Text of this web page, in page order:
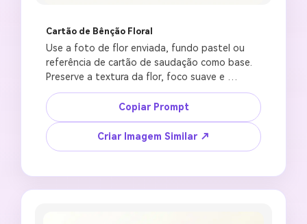
Cartão de Bênção Floral
Use a foto de flor enviada, fundo pastel ou
referência de cartão de saudação como base.
Preserve a textura da flor, foco suave e
harmonia de cores. Crie um gracioso cartão de
desejos de Jumma Mubarak com flores brancas,
detalhes em verde e dourado, sutil contorno
de arco de mesquita, brilho suave de lanterna,
área central limpa para texto de bênção
feira, design quadrado 1:1, sem texto árabe
gerado por IA, sem urdu com erros
Copiar Prompt
Criar Imagem Similar ↗